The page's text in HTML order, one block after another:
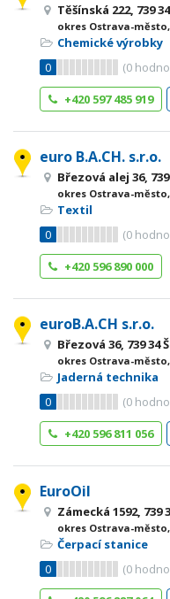
Těšínská 222, 739
okres Ostrava-
Chemické výrobky
0
(0
+420 597 485 919
euro B.A.CH. s.r.o.
Březová alej 36,
okres Ostrava-
Textil
0
(0
+420 596 890 000
euroB.A.CH s.r.o.
Březová 36, 739 34
okres Ostrava-
Jaderná technika
0
(0
+420 596 811 056
EuroOil
Zámecká 1592, 739
okres Ostrava-
Čerpací stanice
0
(0